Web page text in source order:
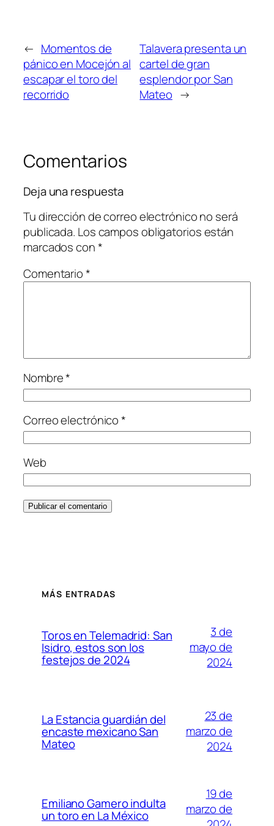
← Momentos de
pánico en Mocejón al
escapar el toro del
recorrido
Talavera presenta un
cartel de gran
esplendor por San
Mateo →
Comentarios
Deja una respuesta
Tu dirección de correo electrónico no será
publicada. Los campos obligatorios están
marcados con*
Comentario*
Nombre*
Correo electrónico*
Web
MÁS ENTRADAS
Toros en Telemadrid: San
Isidro, estos son los
festejos de 2024
3 de
mayo de
2024
La Estancia guardián del
encaste mexicano San
Mateo
23 de
marzo de
2024
Emiliano Gamero indulta
un toro en La México
19 de
marzo de